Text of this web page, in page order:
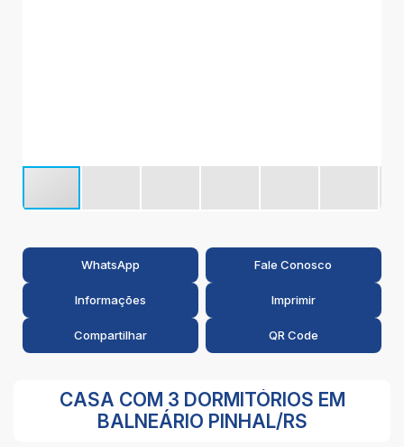
WhatsApp Fale Conosco
Informações Imprimir
Compartilhar QR Code
CASA COM 3 DORMITÓRIOS EM
BALNEÁRIO PINHAL/RS